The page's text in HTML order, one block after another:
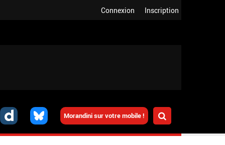
Inscription
Connexion
Morandini sur votre mobile !